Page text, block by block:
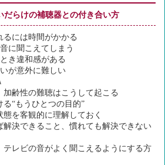
らけの補聴器との付き合い方
るには時間がかかる
に聞こえてしまう
き違和感がある
が意外に難しい
加齢性の難聴はこうして起こる
る“もうひとつの目的”
態を客観的に理解しておく
解決できること、慣れても解決できない
テレビの音がよく聞こえるようにする方